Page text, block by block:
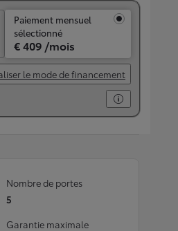
Paiement mensuel
sélectionné
€ 409 /mois
le mode de financement
Nombre de portes
5
Garantie maximale